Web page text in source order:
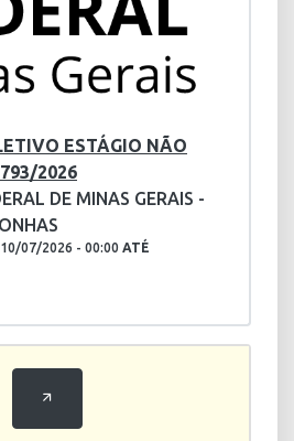
ESTÁGIO NÃO
2026
DE MINAS GERAIS -
10/07/2026 - 00:00 ATÉ